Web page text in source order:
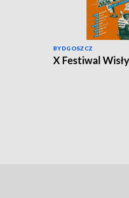
BYDGOSZCZ
X Festiwal